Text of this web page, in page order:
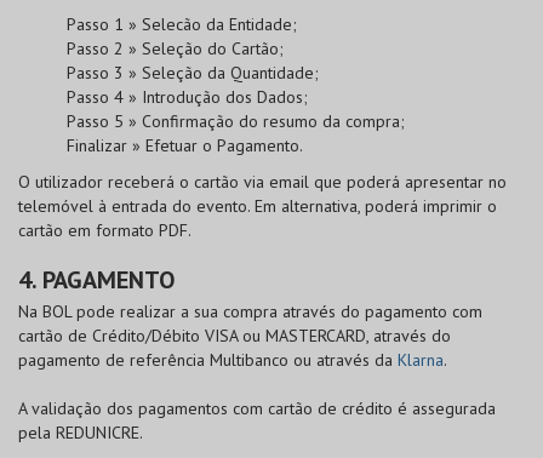
Passo 1 » Selecão da Entidade;
Passo 2 » Seleção do Cartão;
Passo 3 » Seleção da Quantidade;
Passo 4 » Introdução dos Dados;
Passo 5 » Confirmação do resumo da compra;
Finalizar » Efetuar o Pagamento.
O utilizador receberá o cartão via email que poderá apresentar no
telemóvel à entrada do evento. Em alternativa, poderá imprimir o
cartão em formato PDF.
4. PAGAMENTO
Na BOLpode realizar a sua compra através do pagamento com
cartão de Crédito/Débito VISAou MASTERCARD, através do
pagamento de referência Multibanco ou através da Klarna.
A validação dos pagamentos com cartão de crédito é assegurada
pela REDUNICRE.